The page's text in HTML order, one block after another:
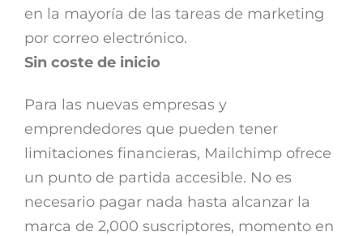
en la mayoría de las tareas de marketing
por correo electrónico.
Sin coste de inicio
Para las nuevas empresas y
emprendedores que pueden tener
limitaciones financieras, Mailchimp ofrece
un punto de partida accesible. No es
necesario pagar nada hasta alcanzar la
marca de 2,000 suscriptores, momento en